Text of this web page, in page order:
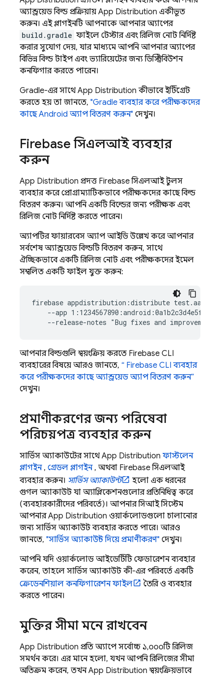
অ্যান্ড্রয়েড বিল্ড প্রক্রিয়ায় App Distribution একীভূত
করুন। এই প্লাগইনটি আপনাকে আপনার অ্যাপের
build.gradle ফাইলে টেস্টার এবং রিলিজ নোট নির্দিষ্ট
করার সুযোগ দেয়, যার মাধ্যমে আপনি আপনার অ্যাপের
বিভিন্ন বিল্ড টাইপ এবং ভ্যারিয়েন্টের জন্য ডিস্ট্রিবিউশন
কনফিগার করতে পারেন।
Gradle-এর সাথে App Distribution কীভাবে ইন্টিগ্রেট
করতে হয় তা জানতে, "Gradle ব্যবহার করে পরীক্ষকদের
কাছে Android অ্যাপ বিতরণ করুন" দেখুন।
Firebase সিএলআই ব্যবহার
করুন
App Distribution প্রদত্ত Firebaseসিএলআই টুলস
ব্যবহার করে প্রোগ্রাম্যাটিকভাবে পরীক্ষকদের কাছে বিল্ড
বিতরণ করুন। আপনি একটি বিল্ডের জন্য পরীক্ষক এবং
রিলিজ নোট নির্দিষ্ট করতে পারেন।
অ্যাপটির ফায়ারবেস অ্যাপ আইডি উল্লেখ করে আপনার
সর্বশেষ অ্যান্ড্রয়েড বিল্ডটি বিতরণ করুন, সাথে
ঐচ্ছিকভাবে একটি রিলিজ নোট এবং পরীক্ষকদের ইমেল
সম্বলিত একটি ফাইল যুক্ত করুন:
firebase appdistribution:distribute test.aab  \
--app
আপনার বিল্ডগুলি স্বয়ংক্রিয় করতে Firebase CLI
ব্যবহারের বিষয়ে আরও জানতে, “ Firebase CLI ব্যবহার
করে পরীক্ষকদের কাছে অ্যান্ড্রয়েড অ্যাপ বিতরণ করুন”
দেখুন।
প্রমাণীকরণের জন্য পরিষেবা
পরিচয়পত্র ব্যবহার করুন
সার্ভিস অ্যাকাউন্টের সাথে App Distribution ফাস্টলেন
প্লাগইন, গ্রেডল প্লাগইন, অথবা Firebaseসিএলআই
ব্যবহার করুন। সার্ভিস অ্যাকাউন্ট
হলো এক ধরনের
গুগল অ্যাকাউন্ট যা অ্যাপ্লিকেশনগুলোর প্রতিনিধিত্ব করে
(ব্যবহারকারীদের পরিবর্তে)। আপনার সিআই সিস্টেম
আপনারApp Distribution ওয়ার্কলোডগুলো চালানোর
জন্য সার্ভিস অ্যাকাউন্ট ব্যবহার করতে পারে। আরও
জানতে, "সার্ভিস অ্যাকাউন্ট দিয়ে প্রমাণীকরণ" দেখুন।
আপনি যদি ওয়ার্কলোড আইডেন্টিটি ফেডারেশন ব্যবহার
করেন, তাহলে সার্ভিস অ্যাকাউন্ট কী-এর পরিবর্তে একটি
ক্রেডেনশিয়াল কনফিগারেশন ফাইল
তৈরি ও ব্যবহার
করতে পারেন।
মুক্তির সীমা মনে রাখবেন
App Distribution প্রতি অ্যাপে সর্বোচ্চ ১,০০০টি রিলিজ
সমর্থন করে। এর মানে হলো, যখন আপনি রিলিজের সীমা
অতিক্রম করেন, তখনApp Distribution স্বয়ংক্রিয়ভাবে